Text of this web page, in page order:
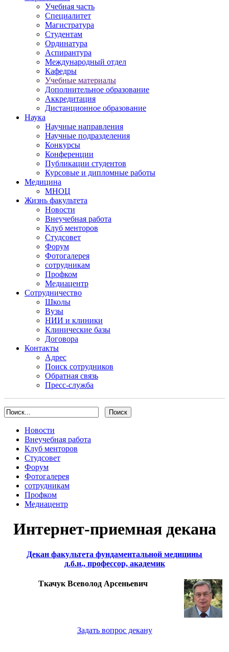
Учебная часть
Специалитет
Магистратура
Студентам
Ординатура
Аспирантура
Международный отдел
Кафедры
Учебные материалы
Дополнительное образование
Аккредитация
Дистанционное образование
Наука
Научные направления
Научные подразделения
Конкурсы
Конференции
Публикации студентов
Курсовые и дипломные работы
Медицина
МНОЦ
Жизнь факультета
Новости
Внеучебная работа
Клуб менторов
Студсовет
Форум
Фотогалерея
сотрудникам
Профком
Медиацентр
Сотрудничество
Школы
Вузы
НИИ и клиники
Клинические базы
Договора
Контакты
Адрес
Поиск сотрудников
Обратная связь
Пресс-служба
Новости
Внеучебная работа
Клуб менторов
Студсовет
Форум
Фотогалерея
сотрудникам
Профком
Медиацентр
Интернет-приемная декана
Декан факультета фундаментальной медицины
д.б.н., профессор, академик
Ткачук Всеволод Арсеньевич
Задать вопрос декану